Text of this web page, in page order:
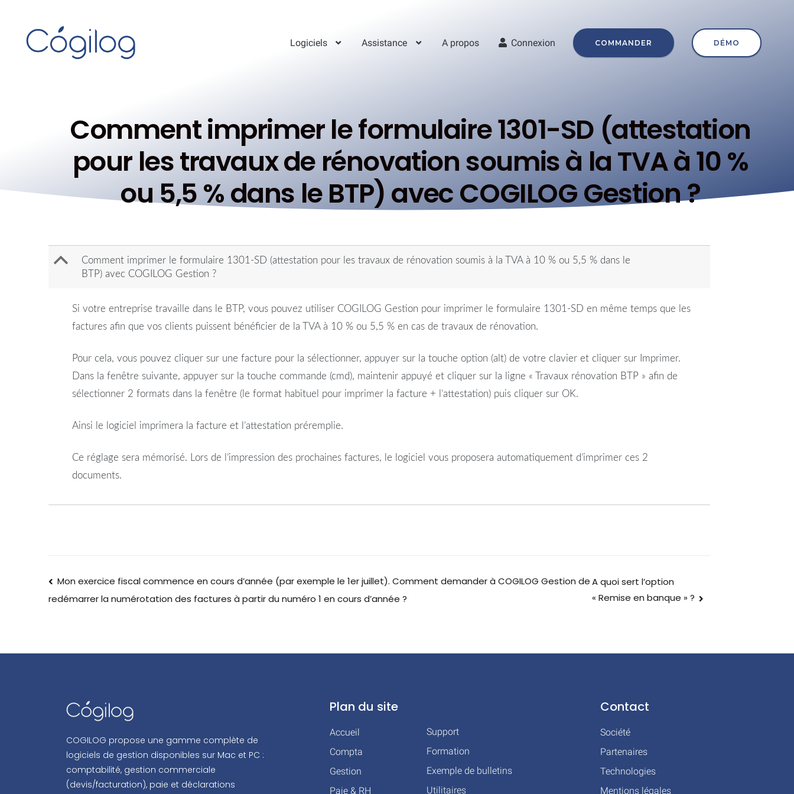
Logiciels Assistance A propos Connexion COMMANDER DÉMO
Comment imprimer le formulaire 1301-SD (attestation
pour les travaux de rénovation soumis à la TVA à 10 %
ou 5,5 % dans le BTP) avec COGILOG Gestion ?
B
Comment imprimer le formulaire 1301-SD (attestation pour les travaux de rénovation soumis à la TVA à 10 % ou 5,5 % dans le
BTP) avec COGILOG Gestion ?
Si votre entreprise travaille dans le BTP, vous pouvez utiliser COGILOG Gestion pour imprimer le formulaire 1301 -SD en même temps que les
factures afin que vos clients puissent bénéficier de la
TVAà 10 % ou 5,5 % en cas de travaux de rénovation.
Pour cela, vous pouvez cliquer sur une facture pour la sélectionner, appuyer sur la touche option (alt) de votre clavier et cliquer sur Imprimer.
Dans la fenêtre suivante, appuyer sur la touche commande (cmd), maintenir appuyé et cliquer sur la ligne «
Travaux rénovation BTP » afin de
sélectionner 2 formats dans la fenêtre (le format habituel pour imprimer la facture + l’attestation) puis cliquer sur OK.
Ainsi le logiciel imprimera la facture et l’attestation préremplie.
Ce réglage sera mémorisé. Lors de l’impression des prochaines factures, le logiciel vous proposera automatiquement d’imprimer ces 2
documents.
Mon exercice fiscal commence en cours d’année (par exemple le 1er juillet). Comment demander à COGILOG Gestion de
redémarrer la numérotation des factures à partir du numéro 1 en cours d’année ?
A quoi sert l’option
« Remise en banque » ?
COGILOG propose une gamme complète de
logiciels de gestion disponibles sur Mac et PC :
comptabilité, gestion commerciale
(devis/facturation), paie et déclarations
Plan du site
Accueil
Compta
Gestion
Paie & RH
Support
Formation
Exemple de bulletins
Utilitaires
Contact
Société
Partenaires
Technologies
Mentions légales